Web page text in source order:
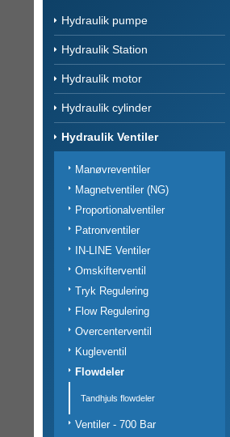
Hydraulik pumpe
Hydraulik Station
Hydraulik motor
Hydraulik cylinder
Hydraulik Ventiler
Manøvreventiler
Magnetventiler (NG)
Proportionalventiler
Patronventiler
IN-LINE Ventiler
Omskifterventil
Tryk Regulering
Flow Regulering
Overcenterventil
Kugleventil
Flowdeler
Tandhjuls flowdeler
Ventiler - 700 Bar